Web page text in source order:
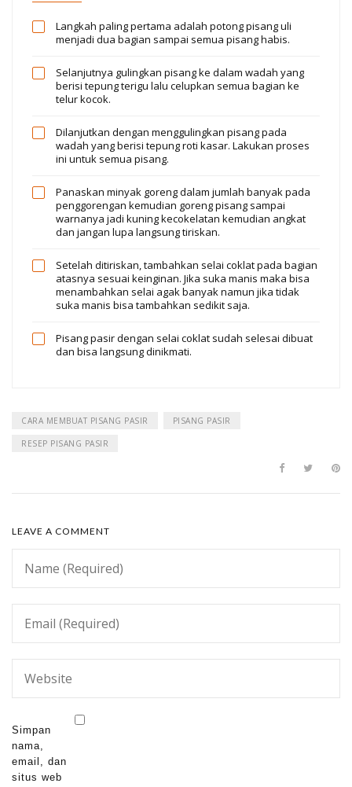
Langkah paling pertama adalah potong pisang uli
menjadi dua bagian sampai semua pisang habis.
Selanjutnya gulingkan pisang ke dalam wadah yang
berisi tepung terigu lalu celupkan semua bagian ke
telur kocok.
Dilanjutkan dengan menggulingkan pisang pada
wadah yang berisi tepung roti kasar. Lakukan proses
ini untuk semua pisang.
Panaskan minyak goreng dalam jumlah banyak pada
penggorengan kemudian goreng pisang sampai
warnanya jadi kuning kecokelatan kemudian angkat
dan jangan lupa langsung tiriskan.
Setelah ditiriskan, tambahkan selai coklat pada bagian
atasnya sesuai keinginan. Jika suka manis maka bisa
menambahkan selai agak banyak namun jika tidak
suka manis bisa tambahkan sedikit saja.
Pisang pasir dengan selai coklat sudah selesai dibuat
dan bisa langsung dinikmati.
CARA MEMBUAT PISANG PASIR PISANG PASIR
RESEP PISANG PASIR
LEAVE A COMMENT
Simpan
nama,
email, dan
situs web